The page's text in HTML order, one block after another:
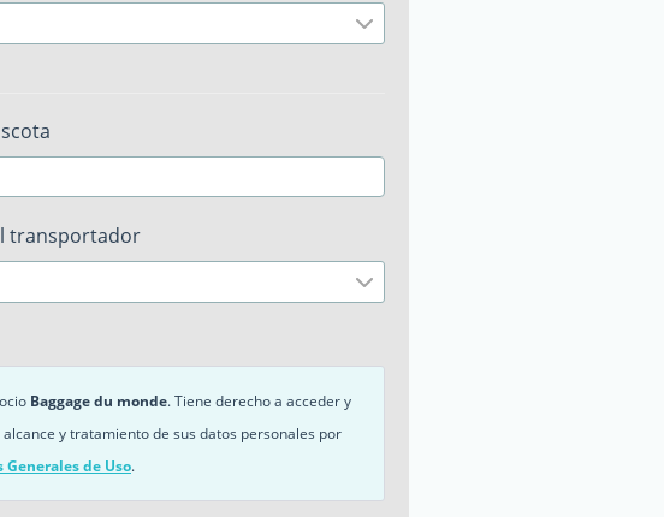
transportador
Baggage du monde. Tiene derecho a acceder y
y tratamiento de sus datos personales por
Generales de Uso.